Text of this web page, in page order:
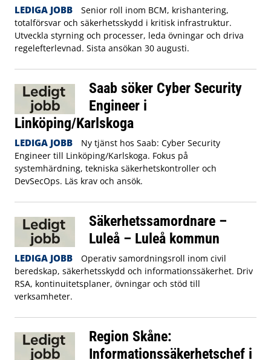
LEDIGA JOBB
Senior roll inom BCM, krishantering,
totalförsvar och säkerhetsskydd i kritisk infrastruktur.
Utveckla styrning och processer, leda övningar och driva
regelefterlevnad. Sista ansökan 30 augusti.
Saab söker Cyber Security
Engineer i
Linköping/Karlskoga
LEDIGA JOBB
Ny tjänst hos Saab: Cyber Security
Engineer till Linköping/Karlskoga. Fokus på
systemhärdning, tekniska säkerhetskontroller och
DevSecOps. Läs krav och ansök.
Säkerhetssamordnare –
Luleå – Luleå kommun
LEDIGA JOBB
Operativ samordningsroll inom civil
beredskap, säkerhetsskydd och informationssäkerhet. Driv
RSA, kontinuitetsplaner, övningar och stöd till
verksamheter.
Region Skåne:
Informationssäkerhetschef i